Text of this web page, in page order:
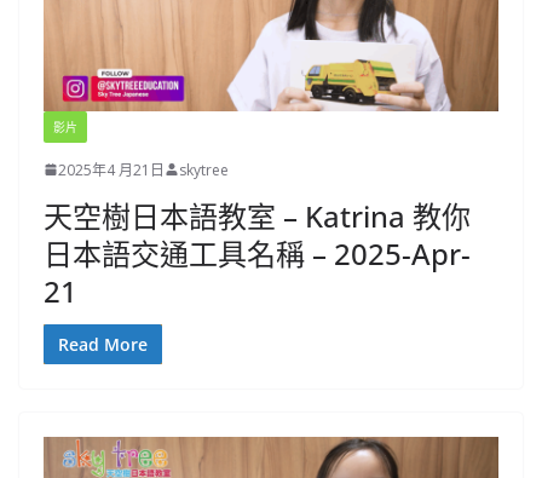
影片
2025年4 月21日 skytree
天空樹日本語教室 – Katrina 教你
日本語交通工具名稱 – 2025-Apr-
21
Read More